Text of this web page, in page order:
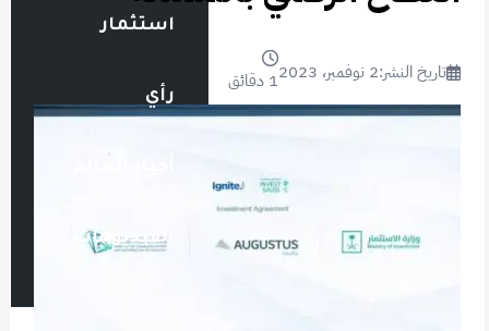
استثمار
رأي
الفيديوهات
تاريخ النشر:2 نوفمبر، 2023 1 دقائق